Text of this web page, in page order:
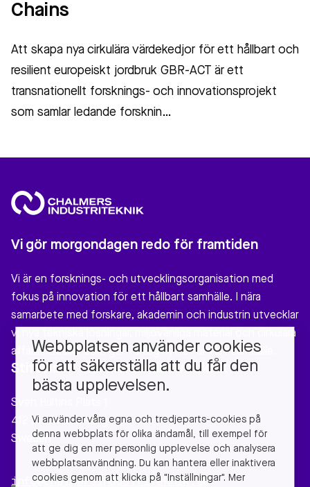
Chains
Att skapa nya cirkulära värdekedjor för ett hållbart och
resilient europeiskt jordbruk GBR-ACT är ett
transnationellt forsknings- och innovationsprojekt
som samlar ledande forsknin…
Vi gör morgondagen redo för framtiden
Vi är en forsknings- och utvecklingsorganisation med
fokus på innovation för ett hållbart samhälle. I nära
samarbete med forskare, akademin och industrin utvecklar
vi nya tekniska lösningar, miljövänliga material och cirkulära
affärsmodeller som gör verklig nytta för vårt samhälle.
Stiftelsen Chalmers Industriteknik
Sven Hultins Plats 1
412 58 Gothenburg
Sweden
info@chalmersindustriteknik.se
Webbplatsen använder cookies
för att säkerställa att du får den
bästa upplevelsen.
Vi använder våra egna och tredjeparts-cookies på
denna webbplats för olika ändamål, till exempel för
att ge dig en mer personlig upplevelse och analysera
webbplatsanvändning. Du kan hantera eller inaktivera
cookies genom att klicka på "Inställningar". Mer